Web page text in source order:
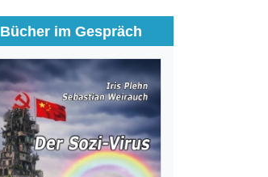
Bücher im Gespräch